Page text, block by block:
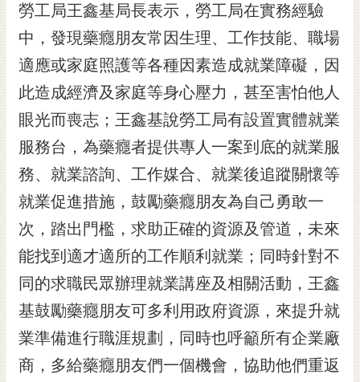
網
站
導
訂
閱
RSS
訂
閱
電
子
報
市
民
信
箱
English
勞工局王鑫基局長表示，勞工局在實務經驗
中，發現藥癮朋友常因生理、工作技能、職場
適應或家庭照護等各種因素造成就業障礙，因
此造成經濟及家庭等身心壓力，甚至害怕他人
眼光而喪志；王鑫基說勞工局有設置實體就業
服務台，為藥癮者提供專人一案到底的就業服
務、就業諮詢、工作媒合、就業後追蹤關懷等
就業促進措施，鼓勵藥癮朋友為自己勇敢一
次，踏出門檻，求助正確的資源及管道，未來
能找到適才適所的工作順利就業；同時針對不
同的求職民眾辦理就業講座及相關活動，王鑫
基鼓勵藥癮朋友可多利用政府資源，來提升就
業準備進行職涯規劃，同時也呼籲所有企業廠
商，多給藥癮朋友們一個機會，協助他們重返